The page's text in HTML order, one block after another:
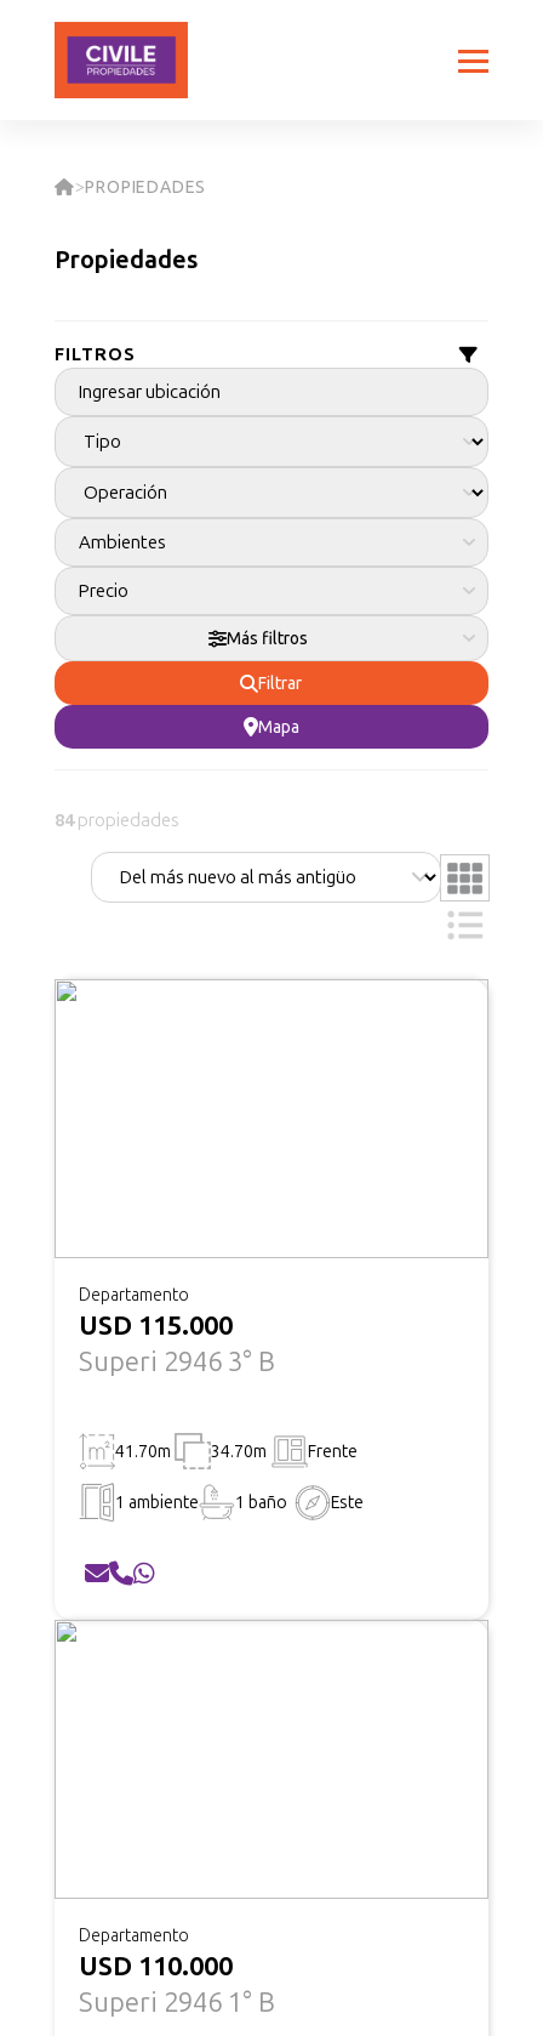
>PROPIEDADES
Propiedades
FILTROS
Ambientes
Precio
Más filtros
Filtrar
Mapa
84propiedades
Departamento
USD 115.000
Superi 2946 3° B
41.70m 34.70m Frente
1 ambiente 1 baño Este
Departamento
USD 110.000
Superi 2946 1° B